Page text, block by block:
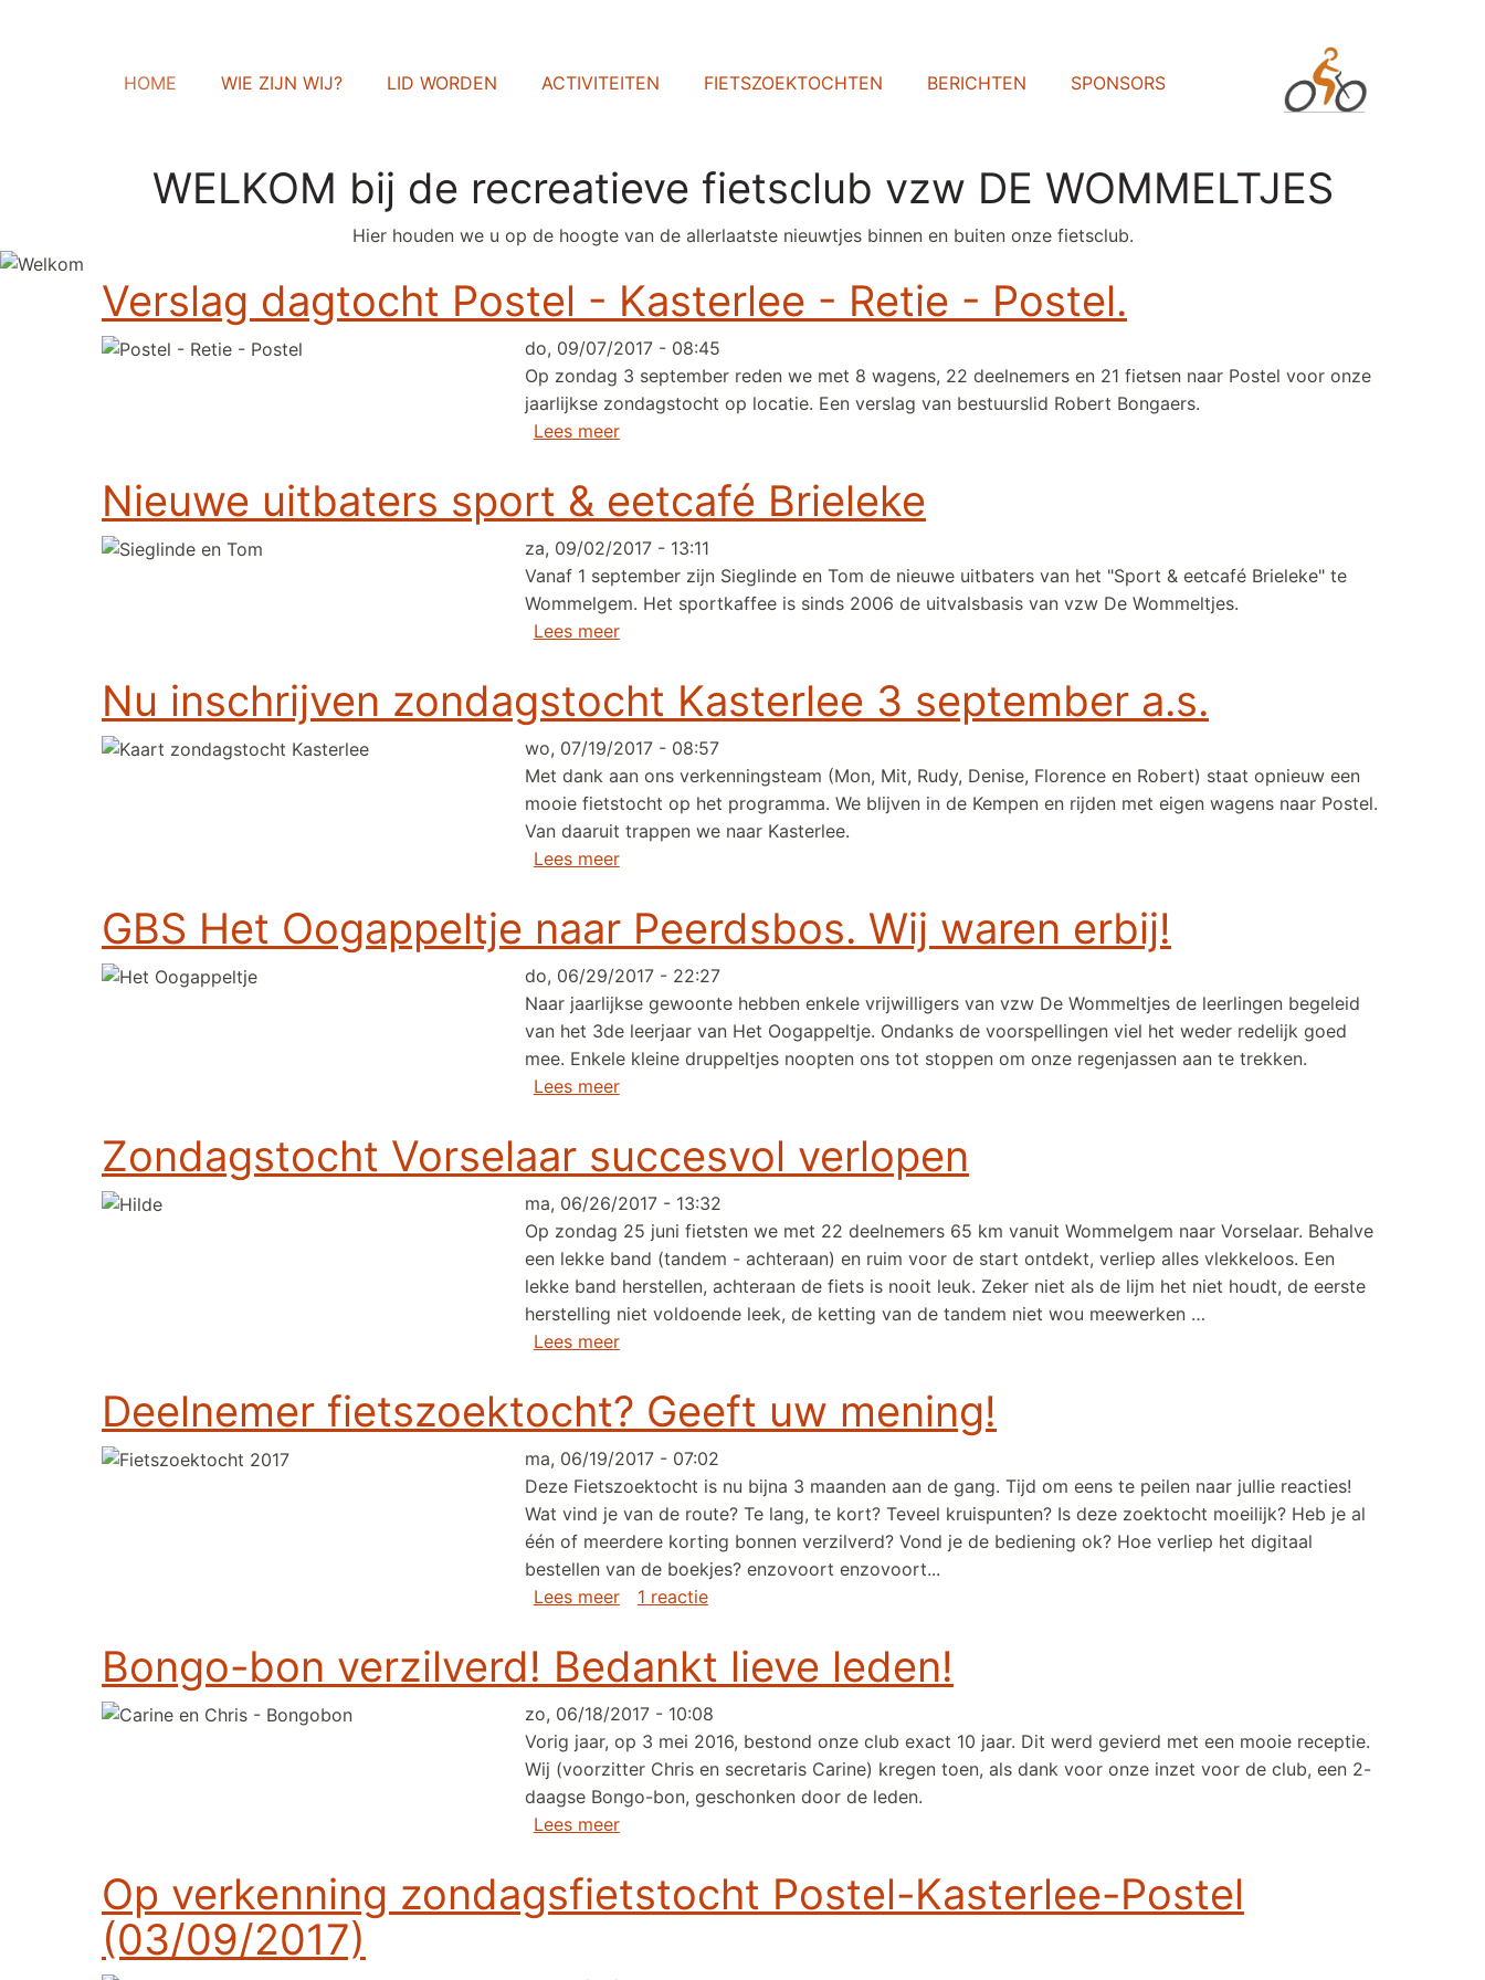
HOME WIE ZIJN WIJ? LID WORDEN ACTIVITEITEN FIETSZOEKTOCHTEN BERICHTEN SPONSORS
WELKOM bij de recreatieve fietsclub vzw DE WOMMELTJES
Hier houden we u op de hoogte van de allerlaatste nieuwtjes binnen en buiten onze fietsclub.
Verslag dagtocht Postel - Kasterlee - Retie - Postel.
do, 09/07/2017 - 08:45
Op zondag 3 september reden we met 8 wagens, 22 deelnemers en 21 fietsen naar Postel voor onze
jaarlijkse zondagstocht op locatie. Een verslag van bestuurslid Robert Bongaers.
Lees meerover Verslag dagtocht Postel - Kasterlee - Retie - Postel.
Nieuwe uitbaters sport & eetcafé Brieleke
za, 09/02/2017 - 13:11
Vanaf 1 september zijn Sieglinde en Tom de nieuwe uitbaters van het "Sport & eetcafé Brieleke" te
Wommelgem. Het sportkaffee is sinds 2006 de uitvalsbasis van vzw De Wommeltjes.
Lees meerover Nieuwe uitbaters sport & eetcafé Brieleke
Nu inschrijven zondagstocht Kasterlee 3 september a.s.
wo, 07/19/2017 - 08:57
Met dank aan ons verkenningsteam (Mon, Mit, Rudy, Denise, Florence en Robert) staat opnieuw een
mooie fietstocht op het programma. We blijven in de Kempen en rijden met eigen wagens naar Postel.
Van daaruit trappen we naar Kasterlee.
Lees meerover Nu inschrijven zondagstocht Kasterlee 3 september a.s.
GBS Het Oogappeltje naar Peerdsbos. Wij waren erbij!
do, 06/29/2017 - 22:27
Naar jaarlijkse gewoonte hebben enkele vrijwilligers van vzw De Wommeltjes de leerlingen begeleid
van het 3de leerjaar van Het Oogappeltje. Ondanks de voorspellingen viel het weder redelijk goed
mee. Enkele kleine druppeltjes noopten ons tot stoppen om onze regenjassen aan te trekken.
Lees meerover GBS Het Oogappeltje naar Peerdsbos. Wij waren erbij!
Zondagstocht Vorselaar succesvol verlopen
ma, 06/26/2017 - 13:32
Op zondag 25 juni fietsten we met 22 deelnemers 65 km vanuit Wommelgem naar Vorselaar. Behalve
een lekke band (tandem - achteraan) en ruim voor de start ontdekt, verliep alles vlekkeloos. Een
lekke band herstellen, achteraan de fiets is nooit leuk. Zeker niet als de lijm het niet houdt, de eerste
herstelling niet voldoende leek, de ketting van de tandem niet wou meewerken …
Lees meerover Zondagstocht Vorselaar succesvol verlopen
Deelnemer fietszoektocht? Geeft uw mening!
ma, 06/19/2017 - 07:02
Deze Fietszoektocht is nu bijna 3 maanden aan de gang. Tijd om eens te peilen naar jullie reacties!
Wat vind je van de route? Te lang, te kort? Teveel kruispunten? Is deze zoektocht moeilijk? Heb je al
één of meerdere korting bonnen verzilverd? Vond je de bediening ok? Hoe verliep het digitaal
bestellen van de boekjes? enzovoort enzovoort...
Lees meerover Deelnemer fietszoektocht? Geeft uw mening!
1 reactie
Bongo-bon verzilverd! Bedankt lieve leden!
zo, 06/18/2017 - 10:08
Vorig jaar, op 3 mei 2016, bestond onze club exact 10 jaar. Dit werd gevierd met een mooie receptie.
Wij (voorzitter Chris en secretaris Carine) kregen toen, als dank voor onze inzet voor de club, een 2-
daagse Bongo-bon, geschonken door de leden.
Lees meerover Bongo-bon verzilverd! Bedankt lieve leden!
Op verkenning zondagsfietstocht Postel-Kasterlee-Postel
(03/09/2017)